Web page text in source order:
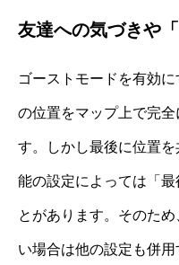
友達への気づきや
ゴーストモードを有効
の位置をマップ上で完
す。しかし最後に位置
能の設定によっては「
とがあります。そのた
い場合は他の設定も併用